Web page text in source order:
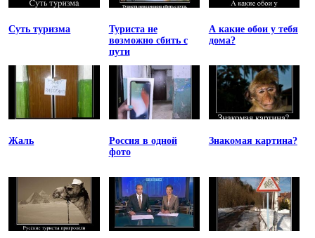
Суть туризма
Туриста не
возможно сбить с
пути
А какие обои у тебя
дома?
Жаль
Россия в одной
фото
Знакомая картина?